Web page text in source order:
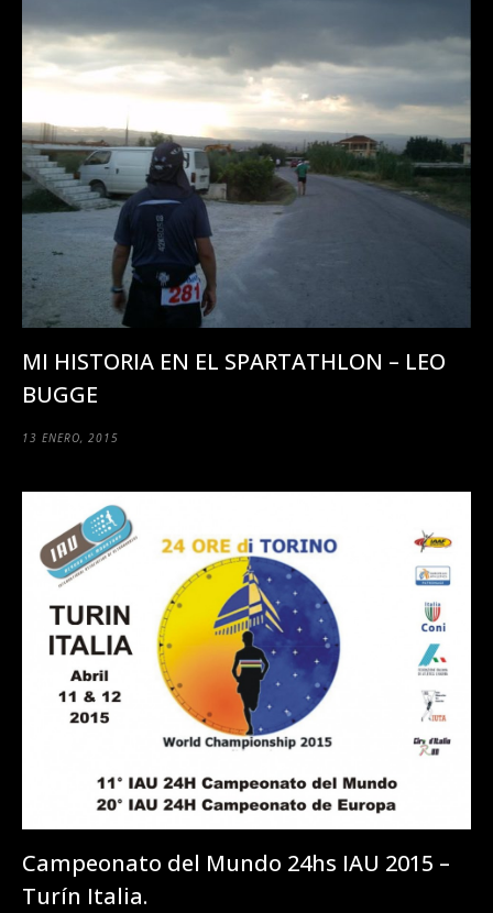
MI HISTORIA EN EL SPARTATHLON – LEO
BUGGE
13 ENERO, 2015
Campeonato del Mundo 24hs IAU 2015 –
Turín Italia.